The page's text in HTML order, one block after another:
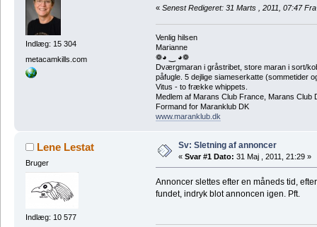
Indlæg: 15 304
metacamkills.com
« Senest Redigeret: 31 Marts , 2011, 07:47
Venlig hilsen
Marianne
❁◕ ‿ ◕❁
Dværgmaran i gråstribet, store maran i sort/
påfugle. 5 dejlige siameserkatte (sommetider
Vitus - to frække whippets.
Medlem af Marans Club France, Marans
Formand for Maranklub DK
www.maranklub.dk
Lene Lestat
Bruger
Indlæg: 10 577
Sv: Sletning af annoncer
« Svar #1 Dato: 31 Maj , 2011, 21:29 »
Annoncer slettes efter en måneds tid,
fundet, indryk blot annoncen igen. Pft.